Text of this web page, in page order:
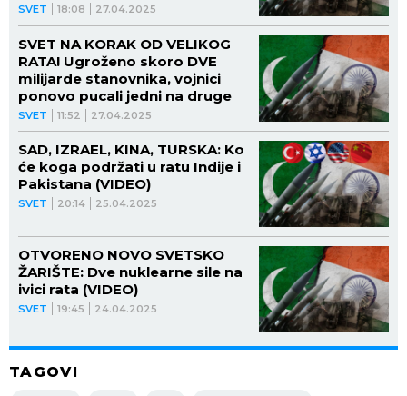
SVET 18:08 27.04.2025
SVET 11:52 27.04.2025
SVET NA KORAK OD VELIKOG
RATA! Ugroženo skoro DVE
milijarde stanovnika, vojnici
ponovo pucali jedni na druge
SVET 20:14 25.04.2025
SAD, IZRAEL, KINA, TURSKA: Ko
će koga podržati u ratu Indije i
Pakistana (VIDEO)
SVET 19:45 24.04.2025
OTVORENO NOVO SVETSKO
ŽARIŠTE: Dve nuklearne sile na
ivici rata (VIDEO)
TAGOVI